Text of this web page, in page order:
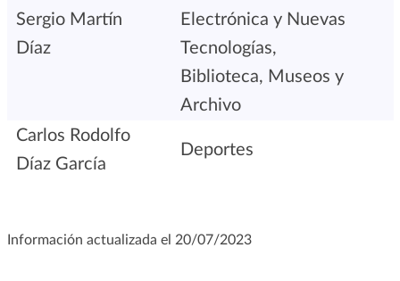
Sergio Martín
Díaz
Electrónica y Nuevas
Tecnologías,
Biblioteca, Museos y
Archivo
Carlos Rodolfo
Díaz García
Deportes
Información actualizada el 20/07/2023